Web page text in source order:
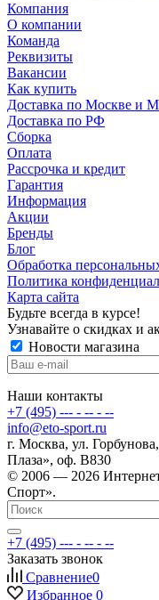
Компания
О компании
Команда
Реквизиты
Вакансии
Как купить
Доставка по Москве и
Доставка по РФ
Сборка
Оплата
Рассрочка и кредит
Гарантия
Информация
Акции
Бренды
Блог
Обработка
Политика
Карта сайта
Будьте всегда в курсе!
Узнавайте о скидках и
Новости магазина
Наши контакты
+7 (495) --- - -- - --
info@eto-sport.ru
г. Москва, ул.
Плаза», оф. В830
© 2006 — 2026
Спорт».
+7 (495) --- - -- - --
Заказать звонок
Сравнение0
Избранное 0